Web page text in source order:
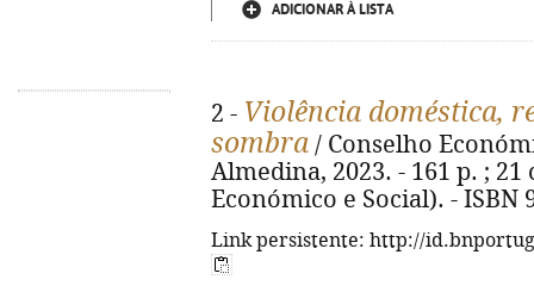
ADICIONAR À LISTA
2 - Violência doméstica,
sombra / Conselho
Almedina, 2023. - 161 p. ;
Económico e Social). - ISBN
Link persistente: http://